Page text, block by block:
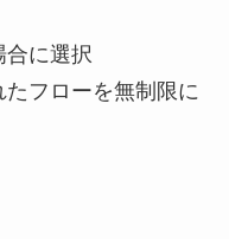
合に選択
フローを無制限に